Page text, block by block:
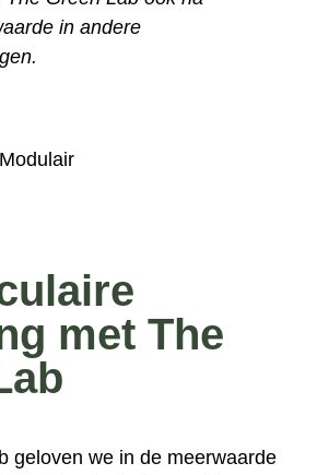
in andere
met The
geloven we in de meerwaarde